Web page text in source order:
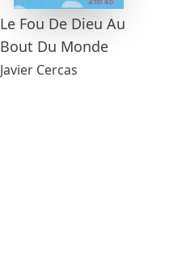
Le Fou De Dieu Au
Bout Du Monde
Javier Cercas